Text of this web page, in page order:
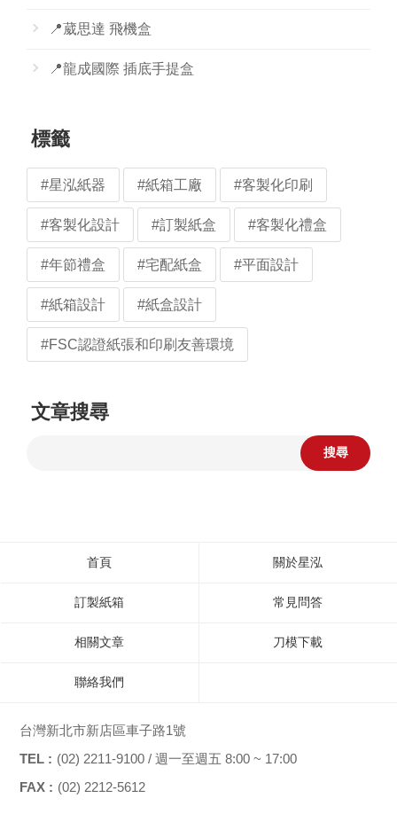
📍葳思達 飛機盒
📍龍成國際 插底手提盒
標籤
#星泓紙器 #紙箱工廠 #客製化印刷
#客製化設計 #訂製紙盒 #客製化禮盒
#年節禮盒 #宅配紙盒 #平面設計
#紙箱設計 #紙盒設計
#FSC認證紙張和印刷友善環境
文章搜尋
搜尋
首頁 關於星泓
訂製紙箱 常見問答
相關文章 刀模下載
聯絡我們
台灣新北市新店區車子路1號
TEL : (02) 2211-9100 / 週一至週五 8:00 ~ 17:00
FAX : (02) 2212-5612